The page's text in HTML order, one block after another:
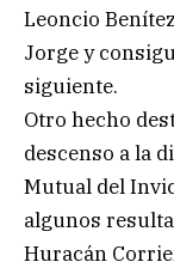
Leoncio
Jorge y
siguiente.
Otro hecho
descenso a la
Mutual del
algunos
Huracán